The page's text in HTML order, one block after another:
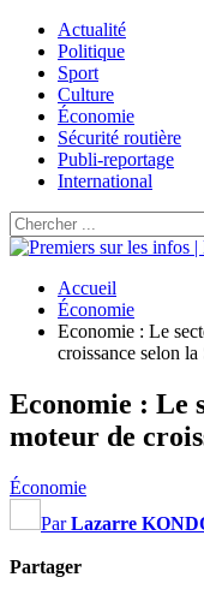
Actualité
Politique
Sport
Culture
Économie
Sécurité routière
Publi-reportage
International
Accueil
Économie
Economie : Le
croissance selon la
Economie : Le
moteur de
Économie
ParLazarre
Partager